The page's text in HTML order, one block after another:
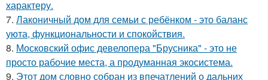
характеру.
7. Лаконичный дом для семьи с ребёнком - это баланс
уюта, функциональности и спокойствия.
8. Московский офис девелопера "Брусника" - это не
просто рабочие места, а продуманная экосистема.
9. Этот дом словно собран из впечатлений о дальних